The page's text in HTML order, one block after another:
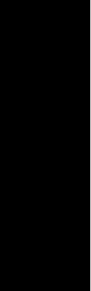
reshoots) y
W. Lambert))
Eagle